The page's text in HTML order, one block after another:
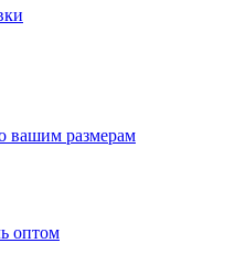
вашим размерам
оптом